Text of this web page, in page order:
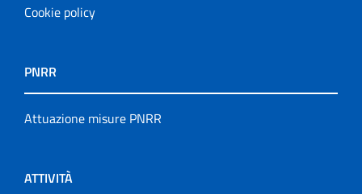
Cookie policy
PNRR
Attuazione misure PNRR
ATTIVITÀ